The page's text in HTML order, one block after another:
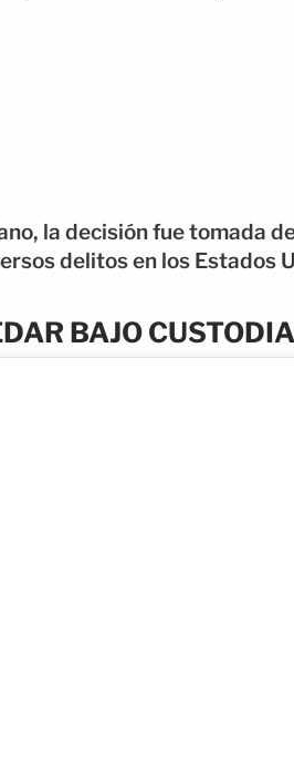
la decisión fue tomada
delitos en los Estados
BAJO